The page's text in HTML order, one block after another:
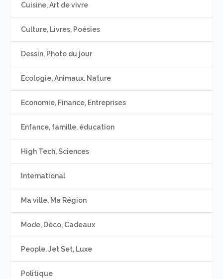
Cuisine, Art de vivre
Culture, Livres, Poésies
Dessin, Photo du jour
Ecologie, Animaux, Nature
Economie, Finance, Entreprises
Enfance, famille, éducation
High Tech, Sciences
International
Ma ville, Ma Région
Mode, Déco, Cadeaux
People, Jet Set, Luxe
Politique